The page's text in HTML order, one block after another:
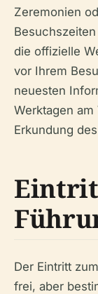
Zeremonien
die offizielle
vor Ihrem
neuesten
Werktagen
Erkundung
Der Eintritt
frei, aber